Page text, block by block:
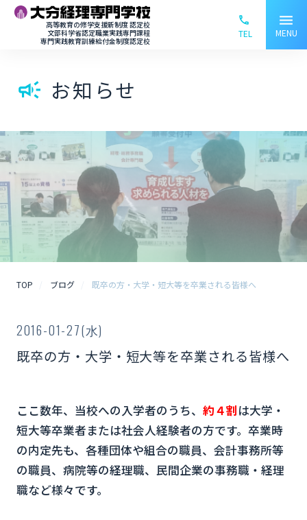
高等教育の修学支援新制度 認定校
文部科学省認定職業実践専門課程
専門実践教育訓練給付金制度認定校
TEL
menu
MENU
campaign お知らせ
TOP ブログ 既卒の方・大学・短大等を卒業される皆様へ
2016-01-27(水)
既卒の方・大学・短大等を卒業される皆様へ
ここ数年、当校への入学者のうち、 約４割は大学・
短大等卒業者または社会人経験者の方です。卒業時
の内定先も、各種団体や組合の職員、会計事務所等
の職員、病院等の経理職、民間企業の事務職・経理
職など様々です。